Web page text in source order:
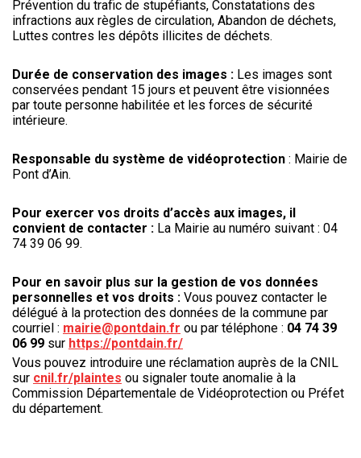
Prévention du trafic de stupéfiants, Constatations des
infractions aux règles de circulation, Abandon de déchets,
Luttes contres les dépôts illicites de déchets.
Durée de conservation des images : Les images sont
conservées pendant 15 jours et peuvent être visionnées
par toute personne habilitée et les forces de sécurité
intérieure.
Responsable du système de vidéoprotection : Mairie de
Pont d’Ain.
Pour exercer vos droits d’accès aux images, il
convient de contacter : La Mairie au numéro suivant : 04
74 39 06 99.
Pour en savoir plus sur la gestion de vos données
personnelles et vos droits : Vous pouvez contacter le
délégué à la protection des données de la commune par
courriel : mairie@pontdain.fr ou par téléphone : 04 74 39
06 99 sur https://pontdain.fr/
Vous pouvez introduire une réclamation auprès de la CNIL
sur cnil.fr/plaintes ou signaler toute anomalie à la
Commission Départementale de Vidéoprotection ou Préfet
du département.